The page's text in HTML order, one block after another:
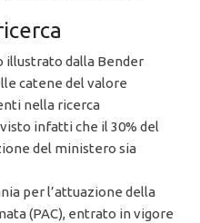
illustrato dalla Bender
catene del valore
nella ricerca
infatti che il 30% del
del ministero sia
per l’attuazione della
(PAC), entrato in vigore